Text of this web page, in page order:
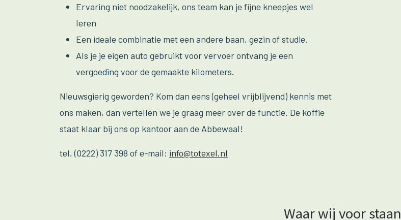
Ervaring niet noodzakelijk, ons team kan je fijne kneepjes wel
leren
Een ideale combinatie met een andere baan, gezin of studie.
Als je je eigen auto gebruikt voor vervoer ontvang je een
vergoeding voor de gemaakte kilometers.
Nieuwsgierig geworden? Kom dan eens (geheel vrijblijvend) kennis met
ons maken, dan vertellen we je graag meer over de functie. De koffie
staat klaar bij ons op kantoor aan de Abbewaal!
tel. (0222) 317 398 of e-mail: info@totexel.nl
Waar wij voor staan